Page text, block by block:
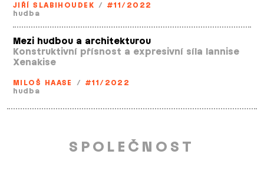
JIŘÍ SLABIHOUDEK / #11/2022
hudba
Mezi hudbou a architekturou
Konstruktivní přísnost a expresivní síla Iannise
Xenakise
MILOŠ HAASE / #11/2022
hudba
SPOLEČNOST